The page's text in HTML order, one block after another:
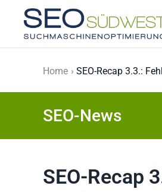
Skip to main content
Home SEO-Recap 3.3.:
SEO-News
SEO-Recap